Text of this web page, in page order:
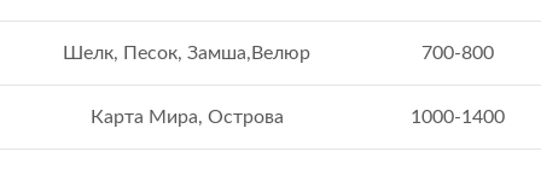
Шелк, Песок, Замша,Велюр 700-800
Карта Мира, Острова 1000-1400